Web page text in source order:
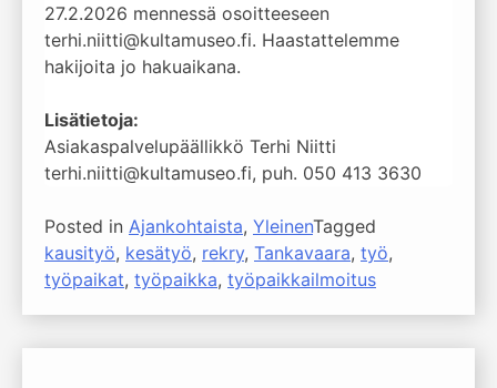
27.2.2026 mennessä osoitteeseen
terhi.niitti@kultamuseo.fi. Haastattelemme
hakijoita jo hakuaikana.
Lisätietoja:
Asiakaspalvelupäällikkö Terhi Niitti
terhi.niitti@kultamuseo.fi, puh. 050 413 3630
Posted in Ajankohtaista, YleinenTagged
kausityö, kesätyö, rekry, Tankavaara, työ,
työpaikat, työpaikka, työpaikkailmoitus